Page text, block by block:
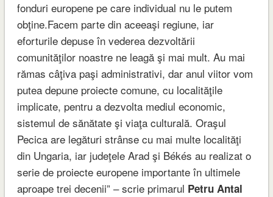
fonduri europene pe care individual nu le putem
obţine.Facem parte din aceeaşi regiune, iar
eforturile depuse în vederea dezvoltării
comunităţilor noastre ne leagă şi mai mult. Au mai
rămas câţiva paşi administrativi, dar anul viitor vom
putea depune proiecte comune, cu localităţile
implicate, pentru a dezvolta mediul economic,
sistemul de sănătate şi viaţa culturală. Oraşul
Pecica are legături strânse cu mai multe localităţi
din Ungaria, iar judeţele Arad şi Békés au realizat o
serie de proiecte europene importante în ultimele
aproape trei decenii” – scrie primarul Petru Antal